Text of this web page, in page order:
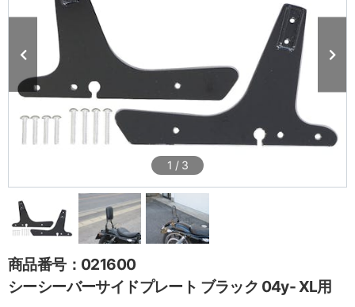
1 / 3
商品番号：021600
シーシーバーサイドプレート ブラック 04y- XL用